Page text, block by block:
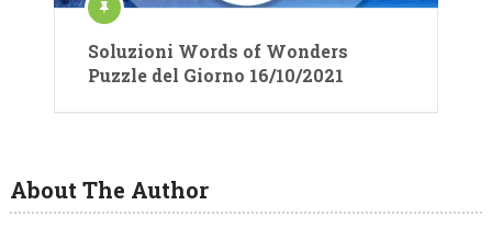
Soluzioni Words of Wonders
Puzzle del Giorno 16/10/2021
About The Author